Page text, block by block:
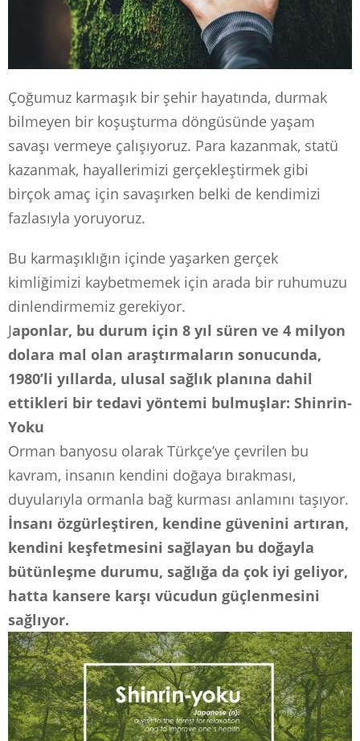
Çoğumuz karmaşık bir şehir hayatında, durmak
bilmeyen bir koşuşturma döngüsünde yaşam
savaşı vermeye çalışıyoruz. Para kazanmak, statü
kazanmak, hayallerimizi gerçekleştirmek gibi
birçok amaç için savaşırken belki de kendimizi
fazlasıyla yoruyoruz.
Bu karmaşıklığın içinde yaşarken gerçek
kimliğimizi kaybetmemek için arada bir ruhumuzu
dinlendirmemiz gerekiyor.
Japonlar, bu durum için 8 yıl süren ve 4 milyon
dolara mal olan araştırmaların sonucunda,
1980’li yıllarda, ulusal sağlık planına dahil
ettikleri bir tedavi yöntemi bulmuşlar: Shinrin-
Yoku
Orman banyosu olarak Türkçe’ye çevrilen bu
kavram, insanın kendini doğaya bırakması,
duyularıyla ormanla bağ kurması anlamını taşıyor.
İnsanı özgürleştiren, kendine güvenini artıran,
kendini keşfetmesini sağlayan bu doğayla
bütünleşme durumu, sağlığa da çok iyi geliyor,
hatta kansere karşı vücudun güçlenmesini
sağlıyor.